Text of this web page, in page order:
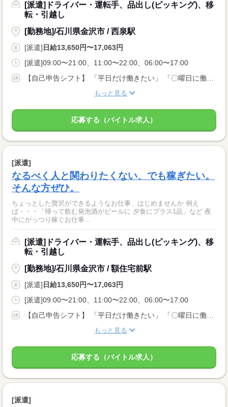
[派遣]ドライバー・運転手、品出し(ピッキング)、移
転・引越し
[勤務地]/石川県金沢市 / 西泉駅
[派遣] 日給13,650円〜17,063円
[派遣]09:00〜21:00、11:00〜22:00、06:00〜17:00
【自己申告シフト】 「平日だけ働きたい」 「〇曜日に働きたい」 など、働き方は自分で選べます。 曜日・時間についてのご希望も 面談の際に教えてくださいね。 ※こちらは中型以上のお仕事の例です
もっと見る
応募する（バイトル求人）
[派遣]
なるべく人と関わりたくない、でも稼ぎたい。
そんな方ぜひ。
ちょっとした贅沢ができるようなお仕事、はじめませんか 例え
ば・・・「帰って飲む発泡酒がビールに 夕食にプラス1品」など 夜
中にがっつり稼ぐお仕事...
[派遣]ドライバー・運転手、品出し(ピッキング)、移
転・引越し
[勤務地]/石川県金沢市 / 額住宅前駅
[派遣] 日給13,650円〜17,063円
[派遣]09:00〜21:00、11:00〜22:00、06:00〜17:00
【自己申告シフト】 「平日だけ働きたい」 「〇曜日に働きたい」 など、働き方は自分で選べます。 曜日・時間についてのご希望も 面談の際に教えてくださいね。 ※こちらは中型以上のお仕事の例です
もっと見る
応募する（バイトル求人）
[派遣]